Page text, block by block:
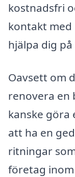
kostnadsfri
kontakt med
hjälpa dig på
Oavsett om
renovera en
kanske
att ha en
ritningar
företag